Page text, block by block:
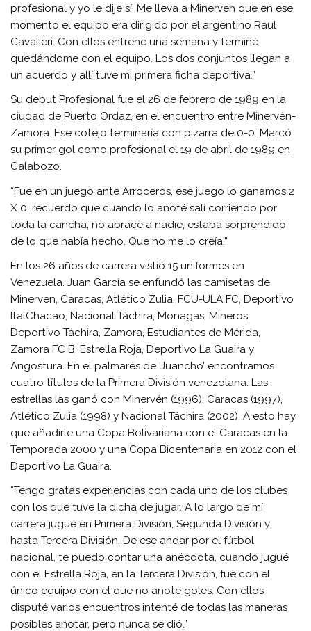
profesional y yo le dije sí. Me lleva a Minerven que en ese
momento el equipo era dirigido por el argentino Raul
Cavalieri. Con ellos entrené una semana y terminé
quedándome con el equipo. Los dos conjuntos llegan a
un acuerdo y allí tuve mi primera ficha deportiva.”
Su debut Profesional fue el 26 de febrero de 1989 en la
ciudad de Puerto Ordaz, en el encuentro entre Minervén-
Zamora. Ese cotejo terminaría con pizarra de 0-0. Marcó
su primer gol como profesional el 19 de abril de 1989 en
Calabozo.
“Fue en un juego ante Arroceros, ese juego lo ganamos 2
X 0, recuerdo que cuando lo anoté salí corriendo por
toda la cancha, no abrace a nadie, estaba sorprendido
de lo que había hecho. Que no me lo creía.”
En los 26 años de carrera vistió 15 uniformes en
Venezuela. Juan García se enfundó las camisetas de
Minerven, Caracas, Atlético Zulia, FCU-ULA FC, Deportivo
ItalChacao, Nacional Táchira, Monagas, Mineros,
Deportivo Táchira, Zamora, Estudiantes de Mérida,
Zamora FC B, Estrella Roja, Deportivo La Guaira y
Angostura. En el palmarés de ‘Juancho’ encontramos
cuatro títulos de la Primera División venezolana. Las
estrellas las ganó con Minervén (1996), Caracas (1997),
Atlético Zulia (1998) y Nacional Táchira (2002). A esto hay
que añadirle una Copa Bolivariana con el Caracas en la
Temporada 2000 y una Copa Bicentenaria en 2012 con el
Deportivo La Guaira.
“Tengo gratas experiencias con cada uno de los clubes
con los que tuve la dicha de jugar. A lo largo de mí
carrera jugué en Primera División, Segunda División y
hasta Tercera División. De ese andar por el fútbol
nacional, te puedo contar una anécdota, cuando jugué
con el Estrella Roja, en la Tercera División, fue con el
único equipo con el que no anote goles. Con ellos
disputé varios encuentros intenté de todas las maneras
posibles anotar, pero nunca se dió.”